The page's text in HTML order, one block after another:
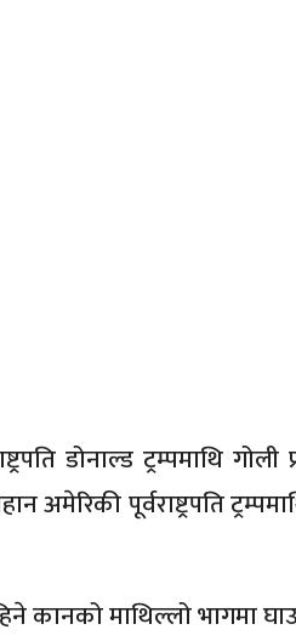
डोनाल्ड ट्रम्पमाथि
अमेरिकी पूर्वराष्ट्रपति
कानको माथिल्लो